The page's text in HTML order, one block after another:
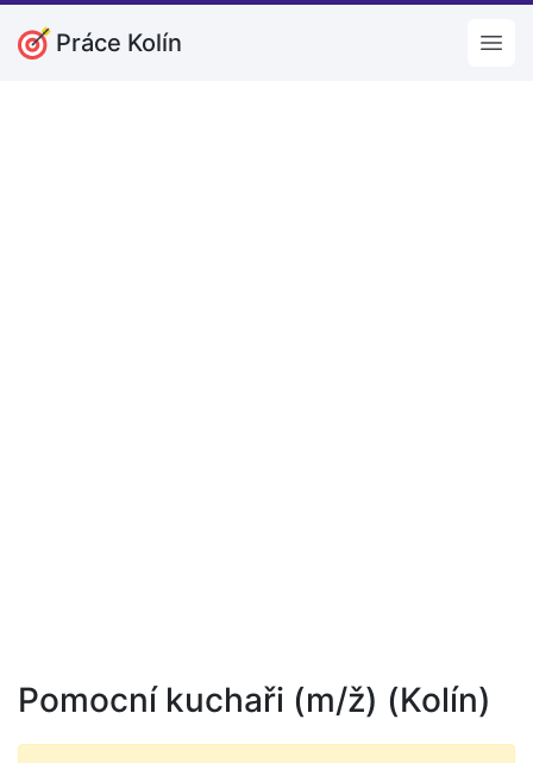
Práce Kolín
Pomocní kuchaři (m/ž) (Kolín)